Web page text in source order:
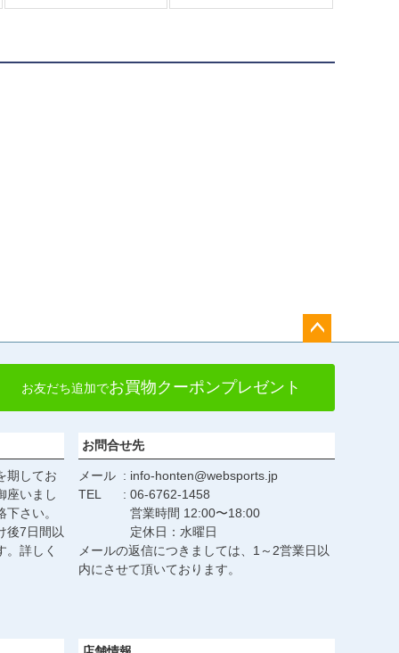
へ
お友だち追加でお買物クーポンプレゼント
期してお
座いまし
さい。
後7日間以
。詳しく
お問合せ先
メール
info-honten@websports.jp
TEL
06-6762-1458
営業時間 12:00〜18:00
定休日：水曜日
メールの返信につきましては、1～2営業日以
内にさせて頂いております。